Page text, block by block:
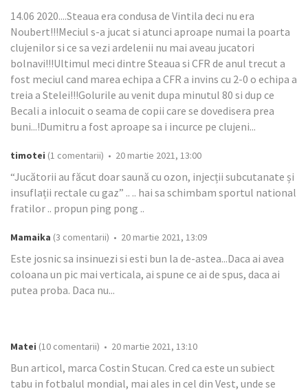
14.06 2020....Steaua era condusa de Vintila deci nu era
Noubert!!!Meciul s-a jucat si atunci aproape numai la poarta
clujenilor si ce sa vezi ardelenii nu mai aveau jucatori
bolnavi!!!Ultimul meci dintre Steaua si CFR de anul trecut a
fost meciul cand marea echipa a CFR a invins cu 2-0 o echipa a
treia a Stelei!!!Golurile au venit dupa minutul 80 si dup ce
Becali a inlocuit o seama de copii care se dovedisera prea
buni...!Dumitru a fost aproape sa i incurce pe clujeni...
timotei (1 comentarii) • 20 martie 2021, 13:00
“Jucătorii au făcut doar saună cu ozon, injecții subcutanate și
insuflații rectale cu gaz” .. .. hai sa schimbam sportul national
fratilor .. propun ping pong ..
Mamaika (3 comentarii) • 20 martie 2021, 13:09
Este josnic sa insinuezi si esti bun la de-astea...Daca ai avea
coloana un pic mai verticala, ai spune ce ai de spus, daca ai
putea proba. Daca nu...
Matei (10 comentarii) • 20 martie 2021, 13:10
Bun articol, marca Costin Stucan. Cred ca este un subiect
tabu in fotbalul mondial, mai ales in cel din Vest, unde se